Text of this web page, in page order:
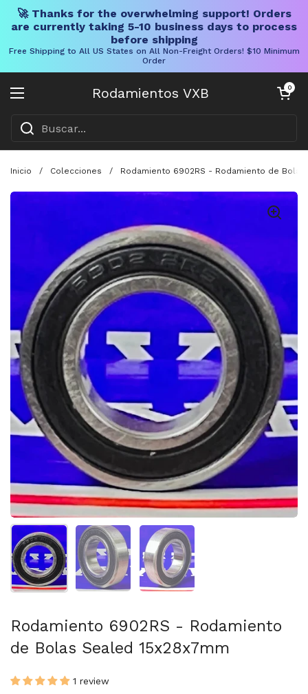
🚀 Thanks for the overwhelming support! Orders
are currently taking 5-10 business days to process
before shipping
Free Shipping to All US States on All Non-Freight Orders! $10 Minimum
Order
Rodamientos VXB
Abrir menú
Carrito0
Inicio / Colecciones / Rodamiento 6902RS - Rodamiento de Bolas
Mostrar diapositiva 1Mostrar diapositiva 2Mostrar diapositiva 3
Rodamiento 6902RS - Rodamiento
de Bolas Sealed 15x28x7mm
1 review